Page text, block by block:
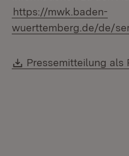
https://mwk.baden-
wuerttemberg.de/de/
Download:
Pressemitteilung als